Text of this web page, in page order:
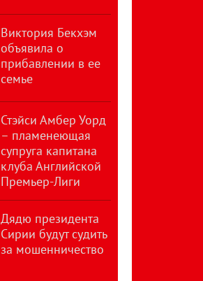
Виктория Бекхэм
объявила о
прибавлении в ее
семье
Стэйси Амбер Уорд
– пламенеющая
супруга капитана
клуба Английской
Премьер-Лиги
Дядю президента
Сирии будут судить
за мошенничество